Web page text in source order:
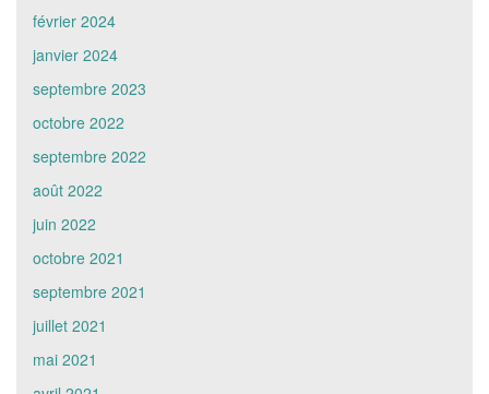
février 2024
janvier 2024
septembre 2023
octobre 2022
septembre 2022
août 2022
juin 2022
octobre 2021
septembre 2021
juillet 2021
mai 2021